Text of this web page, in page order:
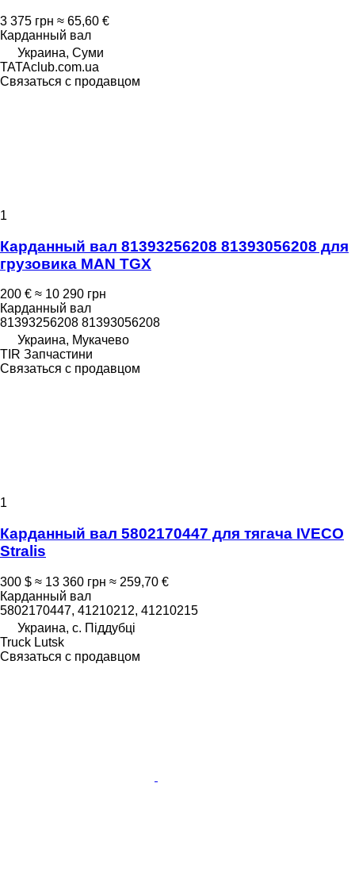
3 375 грн ≈ 65,60 €
Карданный вал
Украина, Суми
TATAclub.com.ua
Связаться с продавцом
1
Карданный вал 81393256208 81393056208 для
грузовика MAN TGX
200 € ≈ 10 290 грн
Карданный вал
81393256208 81393056208
Украина, Мукачево
TIR Запчастини
Связаться с продавцом
1
Карданный вал 5802170447 для тягача IVECO
Stralis
300 $ ≈ 13 360 грн ≈ 259,70 €
Карданный вал
5802170447, 41210212, 41210215
Украина, с. Піддубці
Truck Lutsk
Связаться с продавцом